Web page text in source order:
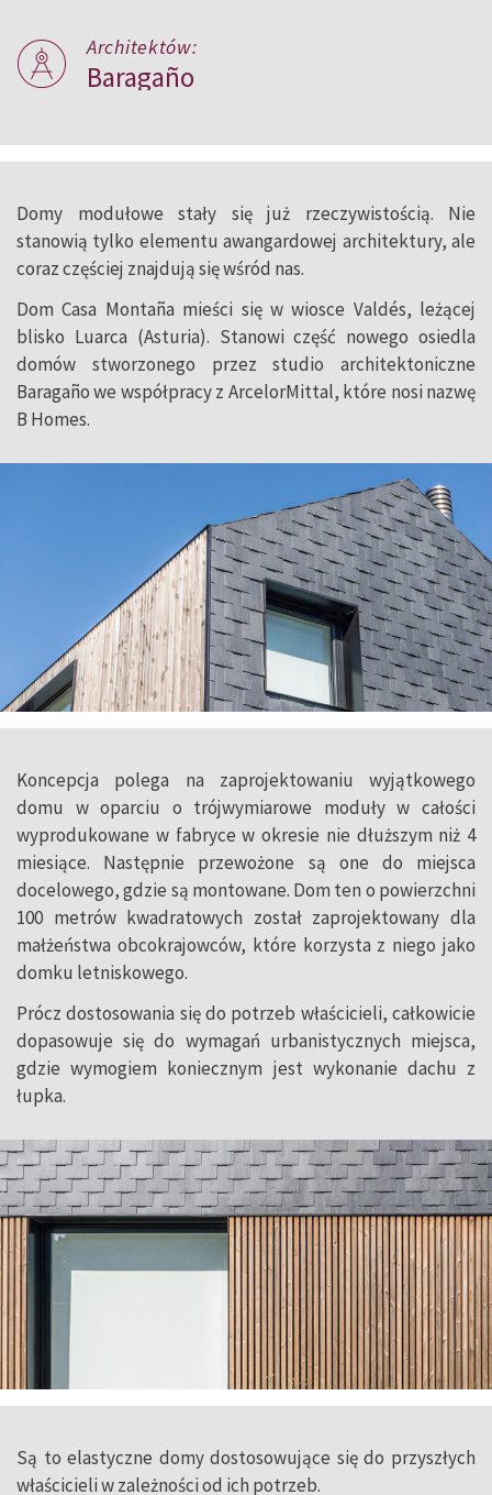
Architektów:
Baragaño
Domy modułowe stały się już rzeczywistością. Nie
stanowią tylko elementu awangardowej architektury, ale
coraz częściej znajdują się wśród nas.
Dom Casa Montaña mieści się w wiosce Valdés, leżącej
blisko Luarca (Asturia). Stanowi część nowego osiedla
domów stworzonego przez studio architektoniczne
Baragaño we współpracy z ArcelorMittal, które nosi nazwę
B Homes.
Koncepcja polega na zaprojektowaniu wyjątkowego
domu w oparciu o trójwymiarowe moduły w całości
wyprodukowane w fabryce w okresie nie dłuższym niż 4
miesiące. Następnie przewożone są one do miejsca
docelowego, gdzie są montowane. Dom ten o powierzchni
100 metrów kwadratowych został zaprojektowany dla
małżeństwa obcokrajowców, które korzysta z niego jako
domku letniskowego.
Prócz dostosowania się do potrzeb właścicieli, całkowicie
dopasowuje się do wymagań urbanistycznych miejsca,
gdzie wymogiem koniecznym jest wykonanie dachu z
łupka.
Są to elastyczne domy dostosowujące się do przyszłych
właścicieli w zależności od ich potrzeb.